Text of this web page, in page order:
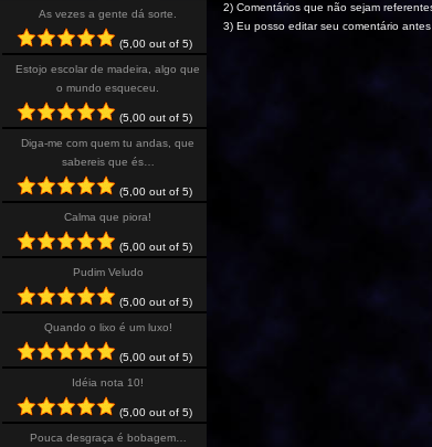
2) Comentários que não sejam
3) Eu posso editar seu comentário
As vezes a gente dá sorte.
(5,00 out of 5)
Estojo escolar de madeira, algo que
o mundo esqueceu.
(5,00 out of 5)
Diga-me com quem tu andas, que
sabereis que és…
(5,00 out of 5)
Calma que piora!
(5,00 out of 5)
Pudim Veludo
(5,00 out of 5)
Quando o lixo é um luxo!
(5,00 out of 5)
Idéia nota 10!
(5,00 out of 5)
Pouca desgraça é bobagem…